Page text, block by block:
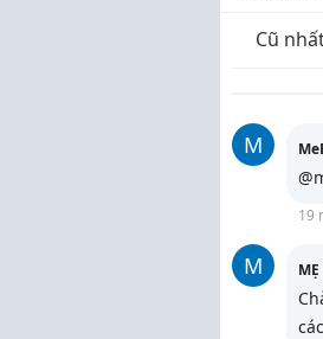
Cũ
M
19
M